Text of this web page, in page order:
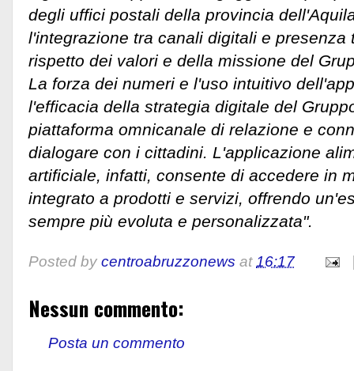
degli uffici postali della provincia
l'integrazione tra canali digitali e presenza
rispetto dei valori e della missione del
La forza dei numeri e l'uso intuitivo
l'efficacia della strategia digitale del
piattaforma omnicanale di relazione e
dialogare con i cittadini. L'applicazione
artificiale, infatti, consente di accedere in
integrato a prodotti e servizi, offrendo
sempre più evoluta e personalizzata".
Posted by centroabruzzonews at16:17
Nessun commento:
Posta un commento